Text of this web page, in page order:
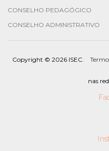
CONSELHO PEDAGÓGICO
CONSELHO ADMINISTRATIVO
Copyright © 2026 ISEC.
nas